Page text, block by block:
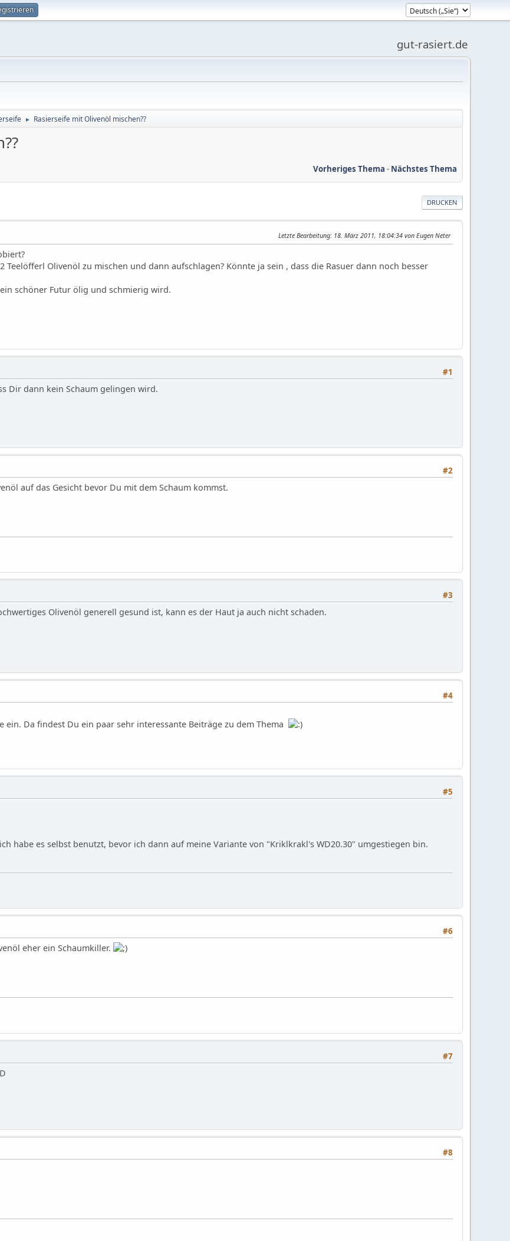
gut-rasiert.de
► Rasierseife mit Olivenöl mischen??
Vorheriges Thema - Nächstes Thema
DRUCKEN
Letzte Bearbeitung: 18. März 2011, 18:04:34 von Eugen Neter
Teelöfferl Olivenöl zu mischen und dann aufschlagen? Könnte ja sein , dass die Rasuer dann noch besser
schöner Futur ölig und schmierig wird.
#1
Dir dann kein Schaum gelingen wird.
#2
auf das Gesicht bevor Du mit dem Schaum kommst.
#3
Olivenöl generell gesund ist, kann es der Haut ja auch nicht schaden.
#4
ein. Da findest Du ein paar sehr interessante Beiträge zu dem Thema
#5
habe es selbst benutzt, bevor ich dann auf meine Variante von "Kriklkrakl's WD20.30" umgestiegen bin.
#6
eher ein Schaumkiller.
#7
#8